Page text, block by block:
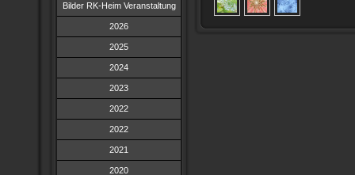
Bilder RK-Heim Veranstaltung
2026
2025
2024
2023
2022
2022
2021
2020